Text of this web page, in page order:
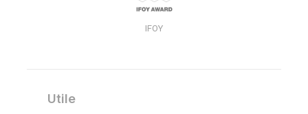
IFOY
Utile